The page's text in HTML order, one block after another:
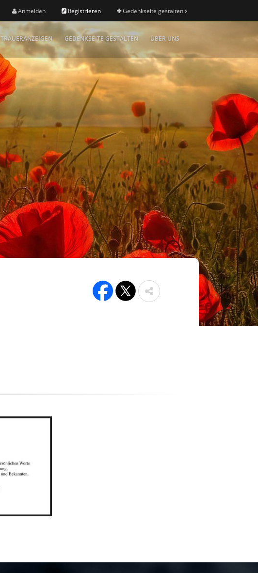
Anmelden Registrieren Gedenkseite gestalten
TRAUERANZEIGEN GEDENKSEITE GESTALTEN ÜBER UNS